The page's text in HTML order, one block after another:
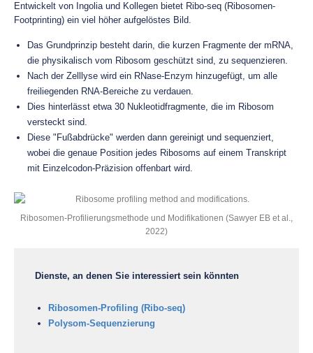
Entwickelt von Ingolia und Kollegen bietet Ribo-seq (Ribosomen-
Footprinting) ein viel höher aufgelöstes Bild.
Das Grundprinzip besteht darin, die kurzen Fragmente der mRNA,
die physikalisch vom Ribosom geschützt sind, zu sequenzieren.
Nach der Zelllyse wird ein RNase-Enzym hinzugefügt, um alle
freiliegenden RNA-Bereiche zu verdauen.
Dies hinterlässt etwa 30 Nukleotidfragmente, die im Ribosom
versteckt sind.
Diese "Fußabdrücke" werden dann gereinigt und sequenziert,
wobei die genaue Position jedes Ribosoms auf einem Transkript
mit Einzelcodon-Präzision offenbart wird.
Ribosomen-Profilierungsmethode und Modifikationen (Sawyer EB et al.,
2022)
Dienste, an denen Sie interessiert sein könnten
Ribosomen-Profiling (Ribo-seq)
Polysom-Sequenzierung